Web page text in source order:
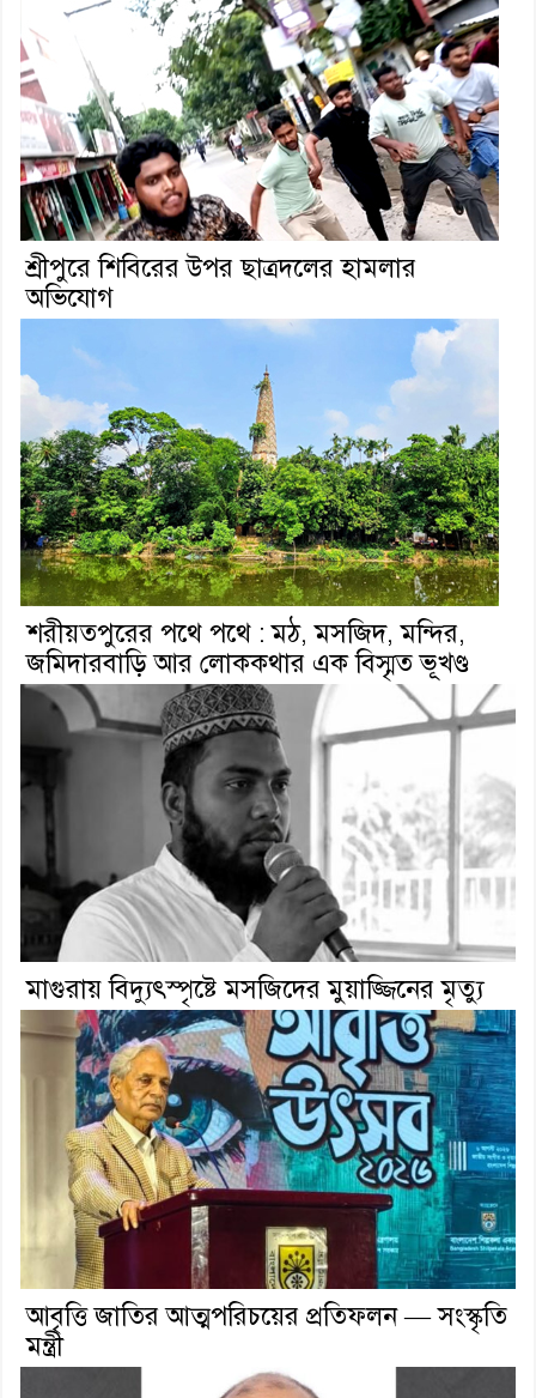
শ্রীপুরে শিবিরের উপর ছাত্রদলের হামলার
অভিযোগ
শরীয়তপুরের পথে পথে : মঠ, মসজিদ, মন্দির,
জমিদারবাড়ি আর লোককথার এক বিস্মৃত ভূখণ্ড
মাগুরায় বিদ্যুৎস্পৃষ্টে মসজিদের মুয়াজ্জিনের মৃত্যু
আবৃত্তি জাতির আত্মপরিচয়ের প্রতিফলন — সংস্কৃতি
মন্ত্রী